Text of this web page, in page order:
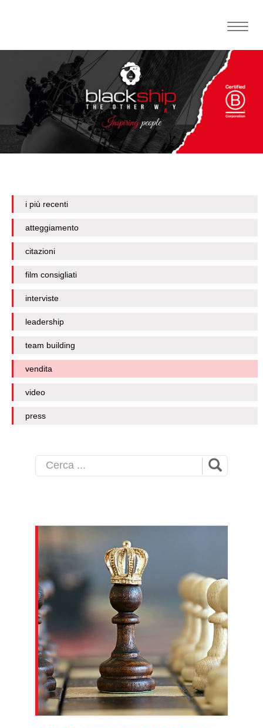
Toggle
i più recenti
atteggiamento
citazioni
film consigliati
interviste
leadership
team building
vendita
video
press